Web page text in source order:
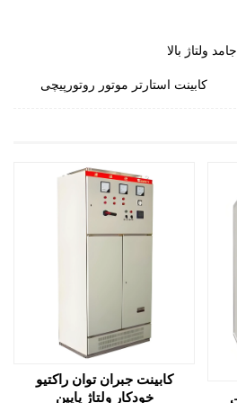
ولتاژ بالا
کابینت استارتر موتور روتور‌پیچی
کابینت جبران توان راکتیو
خودکار ولتاژ پایین